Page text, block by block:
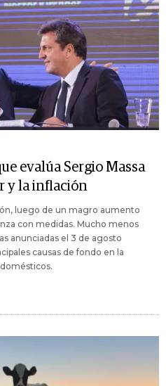
evalúa Sergio Massa
y la inflación
luego de un magro aumento
con medidas. Mucho menos
anunciadas el 3 de agosto
causas de fondo en la